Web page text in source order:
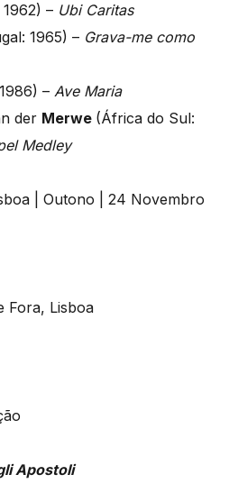
– Ubi Caritas
1965) – Grava-me como
– Ave Maria
der Merwe (África do Sul:
Medley
Fora, Lisboa
Apostoli